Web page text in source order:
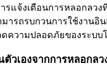
รแจ้งเตือนการหลอกลวง
มารถรบกวนการใช้งานอิ
ความปลอดภัยของระบบ
ตัวเองจากการหลอกล